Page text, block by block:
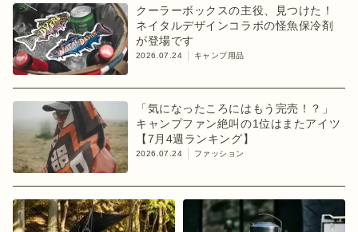
クーラーボックスの主役、見つけた！
ネイタルデザインコラボの怪魚保冷剤
が登場です
2026.07.24 キャンプ用品
「気になったころにはもう完売！？」
キャンプファン絶叫の1位はまたアイツ
【7月4週ランキング】
2026.07.24 ファッション